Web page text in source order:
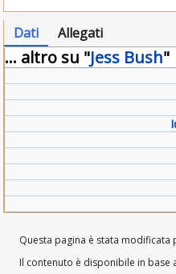
Dati Allegati
... altro su "Jess Bush"
Questa pagina è stata modificata
Il contenuto è disponibile in base